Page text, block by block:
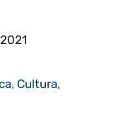
, Cultura,